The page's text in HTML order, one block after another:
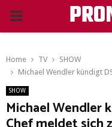
PRIMARY
Home TV
SHOW
Michael Wendler kündigt
SHOW
Michael Wendler